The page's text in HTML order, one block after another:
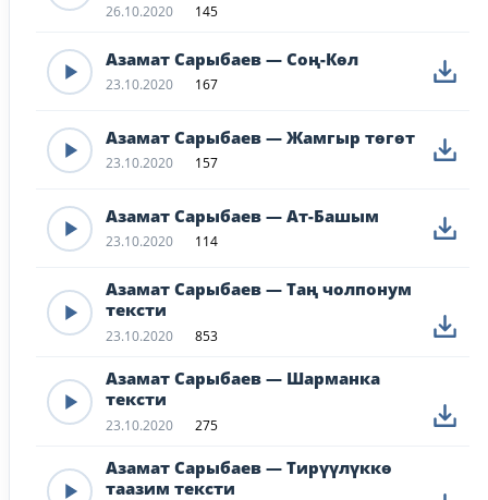
26.10.2020 145
Азамат Сарыбаев — Соң-Көл
23.10.2020 167
Азамат Сарыбаев — Жамгыр төгөт
23.10.2020 157
Азамат Сарыбаев — Ат-Башым
23.10.2020 114
Азамат Сарыбаев — Таң чолпонум
тексти
23.10.2020 853
Азамат Сарыбаев — Шарманка
тексти
23.10.2020 275
Азамат Сарыбаев — Тирүүлүккө
таазим тексти